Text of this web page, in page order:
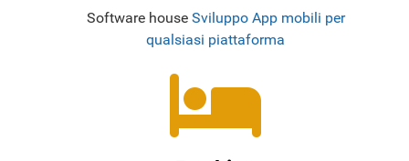
Software house Sviluppo App mobili per
qualsiasi piattaforma